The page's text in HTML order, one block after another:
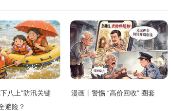
下八上”防汛关键
避险？
漫画丨警惕 “高价回收” 圈套